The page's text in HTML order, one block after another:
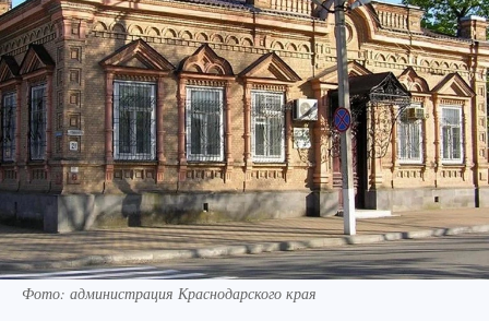
Фото: администрация Краснодарского края